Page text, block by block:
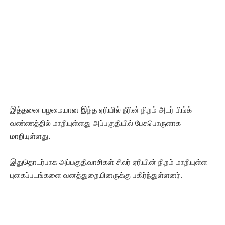
இத்தனை பழமையான இந்த ஏரியில் நீரின் நிறம் அடர் பிங்க்
வண்ணத்தில் மாறியுள்ளது அப்பகுதியில் பேசுபொருளாக
மாறியுள்ளது.
இதுதொடர்பாக அப்பகுதிவாசிகள் சிலர் ஏரியின் நிறம் மாறியுள்ள
புகைப்படங்களை வனத்துறையினருக்கு பகிர்ந்துள்ளனர்.